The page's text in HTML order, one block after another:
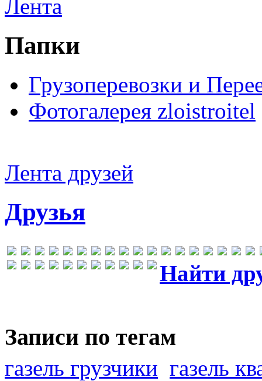
Лента
Папки
Грузоперевозки и
Фотогалерея zloistroitel
Лента друзей
Друзья
Найти
Записи по тегам
газель грузчики газель